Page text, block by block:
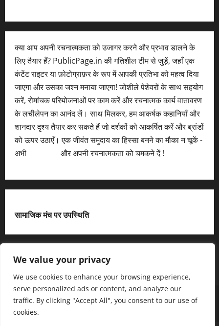
We value your privacy
We use cookies to enhance your browsing experience,
serve personalized ads or content, and analyze our
traffic. By clicking "Accept All", you consent to our use of
cookies.
क्या आप अपनी रचनात्मकता को उजागर करने और प्रभाव डालने के
लिए तैयार हैं? PublicPage.in की गतिशील टीम से जुड़ें, जहाँ एक
कंटेंट राइटर या फ़ोटोग्राफ़र के रूप में आपकी प्रतिभा को महत्व दिया
जाएगा और उसका जश्न मनाया जाएगा! जोशीले पेशेवरों के साथ सहयोग
करें, रोमांचक परियोजनाओं पर काम करें और रचनात्मक कार्य वातावरण
के लचीलेपन का आनंद लें। साथ मिलकर, हम आकर्षक कहानियाँ और
शानदार दृश्य तैयार कर सकते हैं जो दर्शकों को आकर्षित करें और ब्रांडों
को ऊपर उठाएँ। एक जीवंत समुदाय का हिस्सा बनने का मौका न चूकें -
अभी
और अपनी रचनात्मकता को चमकने दें !
सामाजिक मंच पर उपस्थिति
X
हमसे जुड़ें
आधिकारिक नीति पृष्ठ (Privacy Policy)